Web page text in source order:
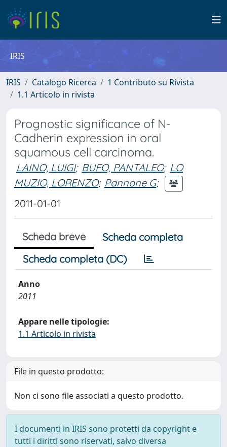
IRIS
IRIS Catalogo Ricerca
1 Contributo su Rivista
1.1 Articolo in rivista
Prognostic significance of N-
Cadherin expression in oral
squamous cell carcinoma.
LAINO, LUIGI; BUFO, PANTALEO; LO
MUZIO, LORENZO; Pannone G;
2011-01-01
Scheda breve
Scheda completa
Scheda completa (DC)
Anno
2011
Appare nelle tipologie:
1.1 Articolo in rivista
File in questo prodotto:
Non ci sono file associati a questo prodotto.
I documenti in IRIS sono protetti da copyright e
tutti i diritti sono riservati, salvo diversa